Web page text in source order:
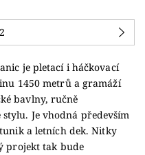
je pletací i háčkovací
1450 metrů a gramáží
bavlny, ručně
Je vhodná především
a letních dek. Nitky
projekt tak bude